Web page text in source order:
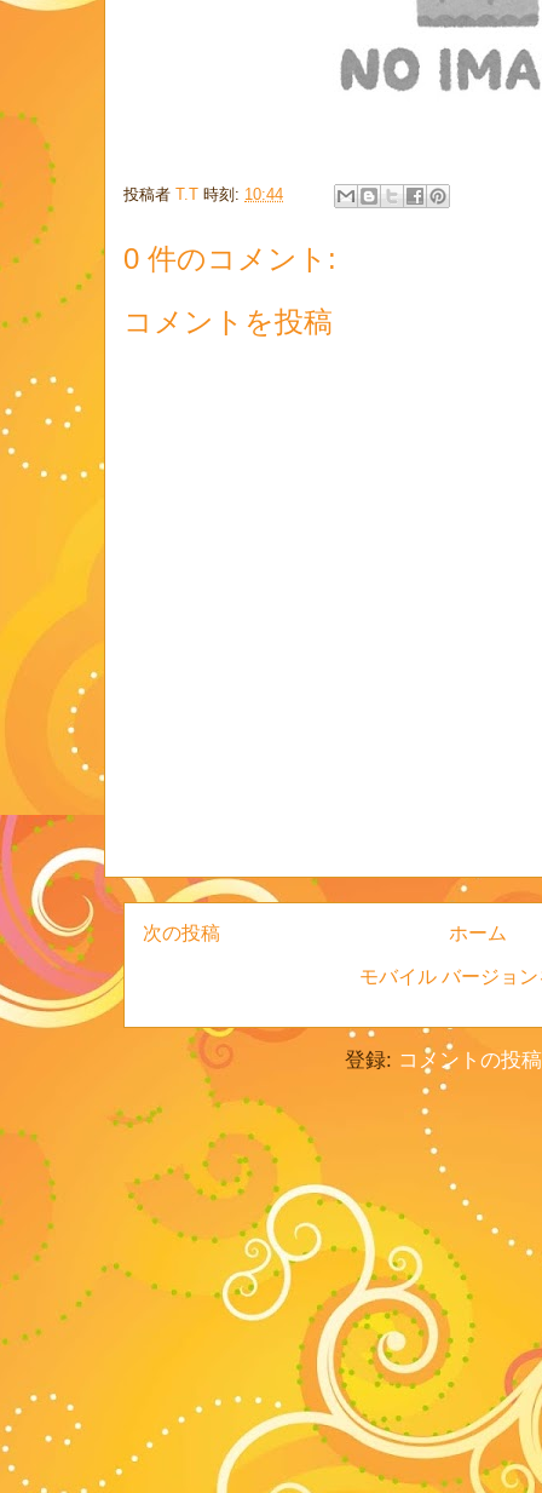
投稿者 T.T 時刻: 10:44
0 件のコメント:
コメントを投稿
次の投稿 ホーム
モバイル バージョ
登録: コメントの投